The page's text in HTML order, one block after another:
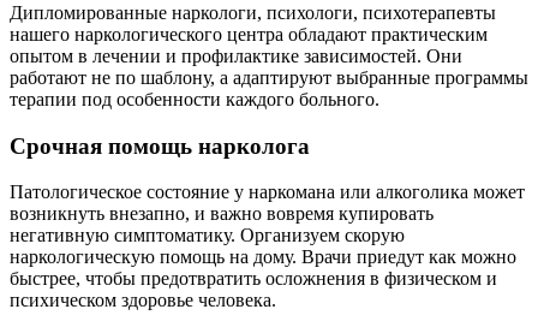
Дипломированные наркологи, психологи, психотерапевты
нашего наркологического центра обладают практическим
опытом в лечении и профилактике зависимостей. Они
работают не по шаблону, а адаптируют выбранные программы
терапии под особенности каждого больного.
Срочная помощь нарколога
Патологическое состояние у наркомана или алкоголика может
возникнуть внезапно, и важно вовремя купировать
негативную симптоматику. Организуем скорую
наркологическую помощь на дому. Врачи приедут как можно
быстрее, чтобы предотвратить осложнения в физическом и
психическом здоровье человека.